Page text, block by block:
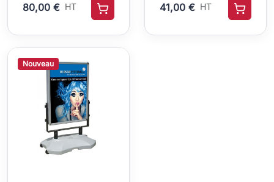
80,00 € HT 41,00 € HT
Nouveau